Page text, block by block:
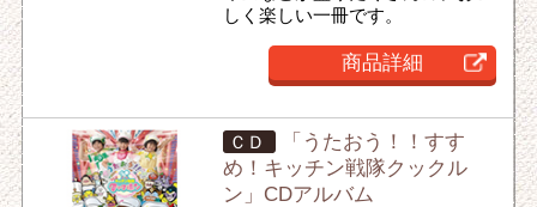
しく楽しい一冊です。
商品詳細
ＣＤ
「うたおう！！すす
め！キッチン戦隊クックル
ン」CDアルバム